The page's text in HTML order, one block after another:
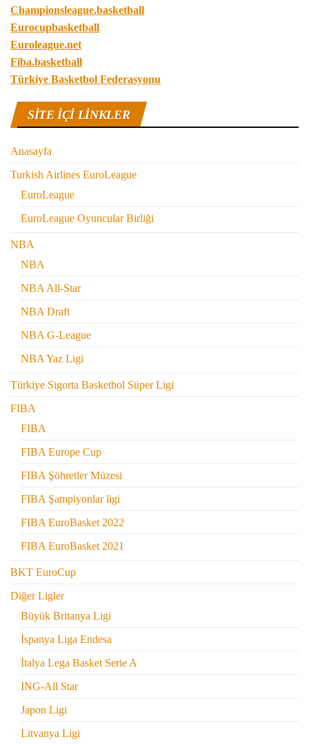
Championsleague.basketball
Eurocupbasketball
Euroleague.net
Fiba.basketball
Türkiye Basketbol Federasyonu
SITE IÇI LINKLER
Anasayfa
Turkish Airlines EuroLeague
EuroLeague
EuroLeague Oyuncular Birliği
NBA
NBA
NBA All-Star
NBA Draft
NBA G-League
NBA Yaz Ligi
Türkiye Sigorta Basketbol Süper Ligi
FIBA
FIBA
FIBA Europe Cup
FIBA Şöhretler Müzesi
FIBA Şampiyonlar ligi
FIBA EuroBasket 2022
FIBA EuroBasket 2021
BKT EuroCup
Diğer Ligler
Büyük Britanya Ligi
İspanya Liga Endesa
İtalya Lega Basket Serie A
ING-All Star
Japon Ligi
Litvanya Ligi